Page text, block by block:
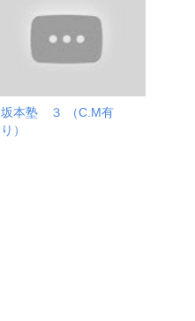
坂本塾 ３ （C.M有
り）